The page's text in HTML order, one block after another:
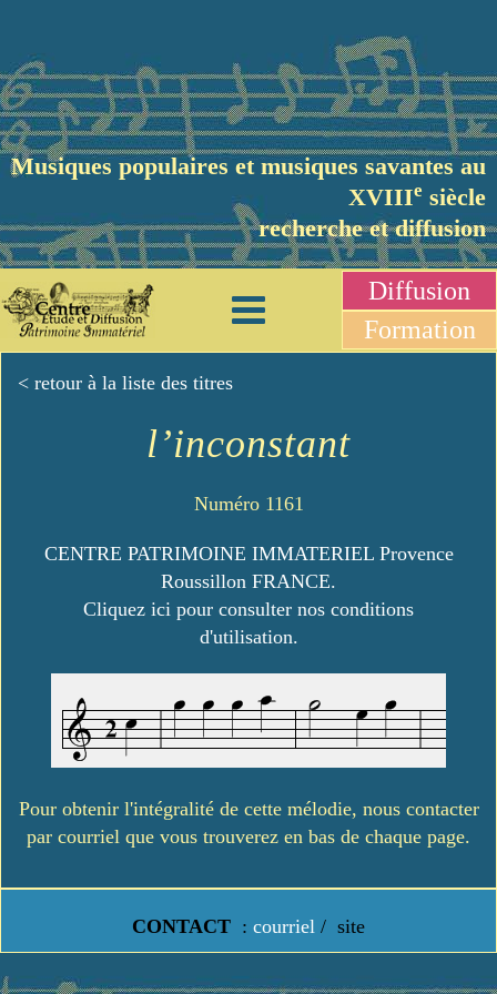
Musiques populaires et musiques savantes au
XVIIIe siècle
recherche et diffusion
Diffusion
Formation
< retour à la liste des titres
l’inconstant
Numéro 1161
CENTRE PATRIMOINE IMMATERIEL Provence
Roussillon FRANCE.
Cliquez ici pour consulter nos conditions
d'utilisation.
Pour obtenir l'intégralité de cette mélodie, nous contacter
par courriel que vous trouverez en bas de chaque page.
CONTACT : courriel / site
https://www.lavielledanstoussesetats.fr